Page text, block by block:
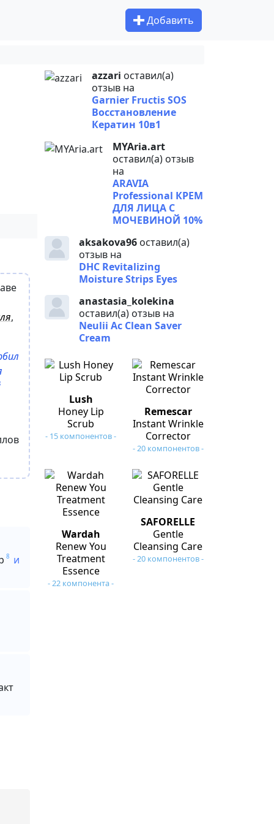
Добавить
,
8 и
azzari оставил(а)
отзыв на
Garnier Fructis SOS
Восстановление
Кератин 10в1
MYAria.art
оставил(а) отзыв
на
ARAVIA
Professional КРЕМ
ДЛЯ ЛИЦА С
МОЧЕВИНОЙ 10%
aksakova96 оставил(а)
отзыв на
DHC Revitalizing
Moisture Strips Eyes
anastasia_kolekina
оставил(а) отзыв на
Neulii Ac Clean Saver
Cream
Lush
Honey Lip
Scrub
- 15 компонентов -
Remescar
Instant Wrinkle
Corrector
- 20 компонентов -
Wardah
Renew You
Treatment
Essence
- 22 компонента -
SAFORELLE
Gentle
Cleansing Care
- 20 компонентов -